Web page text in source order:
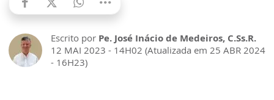
Escrito por Pe. José Inácio de Medeiros, C.Ss.R.
12 MAI 2023 - 14H02 (Atualizada em 25 ABR 2024
- 16H23)